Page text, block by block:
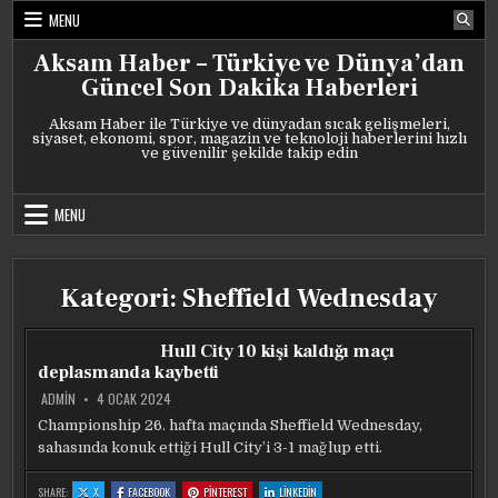
Skip
content
MENU
Aksam Haber – Türkiye ve Dünya’dan
Güncel Son Dakika Haberleri
Aksam Haber ile Türkiye ve dünyadan sıcak gelişmeleri,
siyaset, ekonomi, spor, magazin ve teknoloji haberlerini hızlı
ve güvenilir şekilde takip edin
MENU
Kategori: Sheffield Wednesday
Hull City 10 kişi kaldığı maçı
deplasmanda kaybetti
ADMIN 4 OCAK 2024
Championship 26. hafta maçında Sheffield Wednesday,
sahasında konuk ettiği Hull City’i 3-1 mağlup etti.
SHARE: X: FACEBOOK: PINTEREST: LINKEDIN